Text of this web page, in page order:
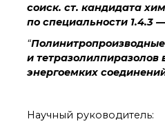
Диссертационные
советы
Совет молодых ученых
ИОХ РАН
Центр коллективного
пользования
РАН (ЦКП ИОХ РАН)
соиск. ст. кандидата
по специальности 1.4.3
“
и тетразолилпиразолов
энергоемких
Научный руководитель: